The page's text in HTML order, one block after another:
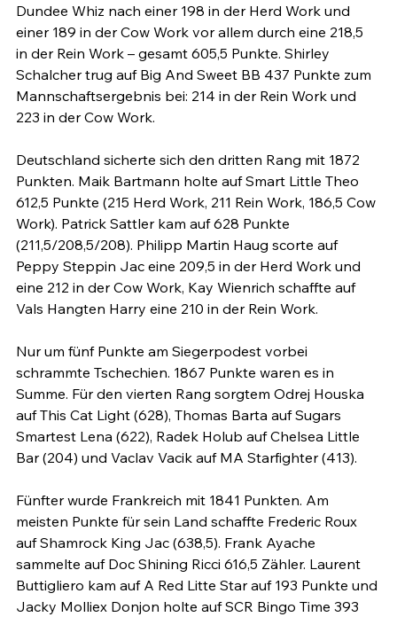
Dundee Whiz nach einer 198 in der Herd Work und
einer 189 in der Cow Work vor allem durch eine 218,5
in der Rein Work – gesamt 605,5 Punkte. Shirley
Schalcher trug auf Big And Sweet BB 437 Punkte zum
Mannschaftsergebnis bei: 214 in der Rein Work und
223 in der Cow Work.
Deutschland sicherte sich den dritten Rang mit 1872
Punkten. Maik Bartmann holte auf Smart Little Theo
612,5 Punkte (215 Herd Work, 211 Rein Work, 186,5 Cow
Work). Patrick Sattler kam auf 628 Punkte
(211,5/208,5/208). Philipp Martin Haug scorte auf
Peppy Steppin Jac eine 209,5 in der Herd Work und
eine 212 in der Cow Work, Kay Wienrich schaffte auf
Vals Hangten Harry eine 210 in der Rein Work.
Nur um fünf Punkte am Siegerpodest vorbei
schrammte Tschechien. 1867 Punkte waren es in
Summe. Für den vierten Rang sorgtem Odrej Houska
auf This Cat Light (628), Thomas Barta auf Sugars
Smartest Lena (622), Radek Holub auf Chelsea Little
Bar (204) und Vaclav Vacik auf MA Starfighter (413).
Fünfter wurde Frankreich mit 1841 Punkten. Am
meisten Punkte für sein Land schaffte Frederic Roux
auf Shamrock King Jac (638,5). Frank Ayache
sammelte auf Doc Shining Ricci 616,5 Zähler. Laurent
Buttigliero kam auf A Red Litte Star auf 193 Punkte und
Jacky Molliex Donjon holte auf SCR Bingo Time 393